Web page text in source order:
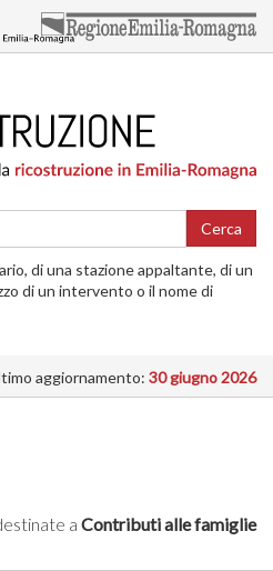
Cerca
di una stazione appaltante, di un
di un intervento o il nome di
aggiornamento: 30 giugno 2026
a Contributi alle famiglie